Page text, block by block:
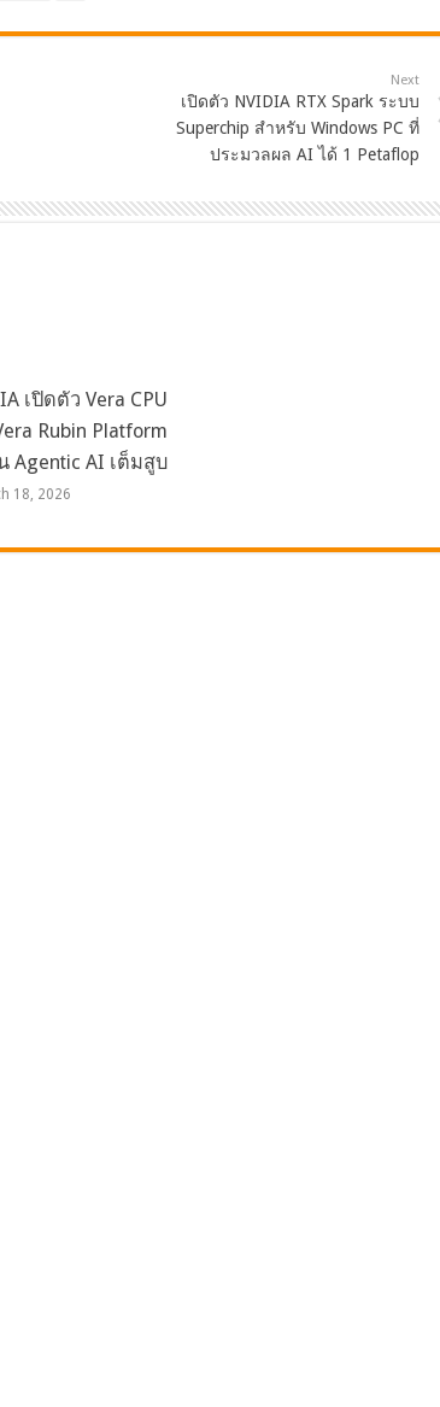
Next
เปิดตัว NVIDIA RTX Spark ระบบ
Superchip สำหรับ Windows PC ที่
ประมวลผล AI ได้ 1 Petaflop
เปิดตัว Vera CPU
Rubin Platform
Agentic AI เต็มสูบ
18, 2026